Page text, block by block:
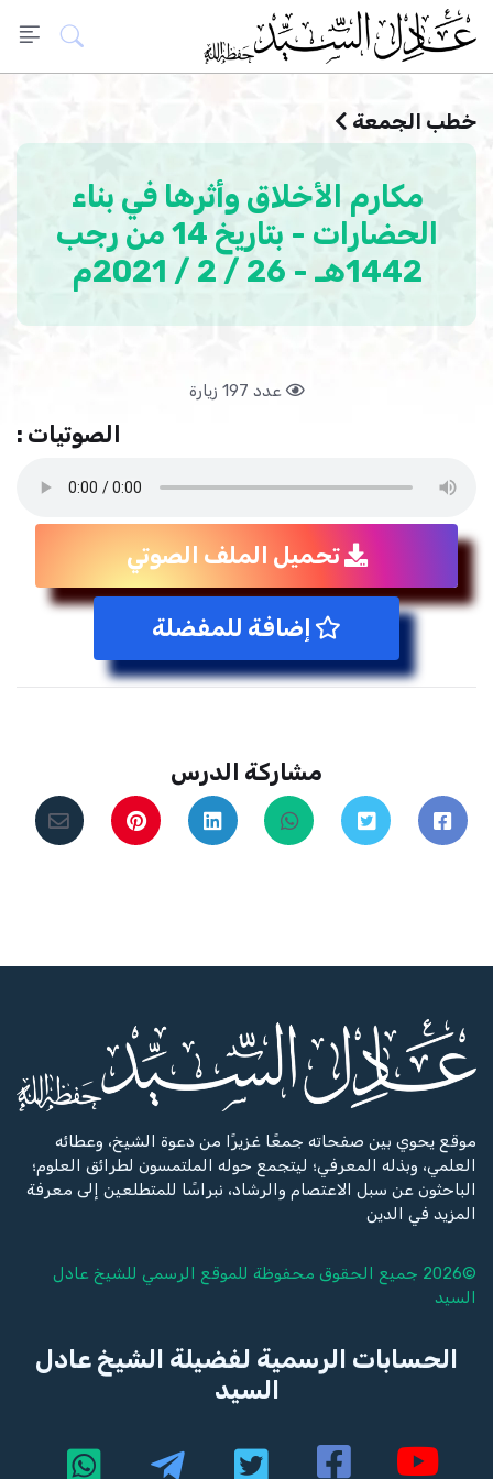
خطب الجمعة
مكارم الأخلاق وأثرها في بناء
الحضارات - بتاريخ 14 من رجب
1442هـ - 26 / 2 / 2021م
عدد 197 زيارة
الصوتيات :
تحميل الملف الصوتي
إضافة للمفضلة
مشاركة الدرس
موقع يحوي بين صفحاته جمعًا غزيرًا من دعوة الشيخ، وعطائه
العلمي، وبذله المعرفي؛ ليتجمع حوله الملتمسون لطرائق العلوم؛
الباحثون عن سبل الاعتصام والرشاد، نبراسًا للمتطلعين إلى معرفة
المزيد في الدين
©2026 جميع الحقوق محفوظة للموقع الرسمي للشيخ
عادل
السيد
الحسابات الرسمية لفضيلة الشيخ عادل
السيد